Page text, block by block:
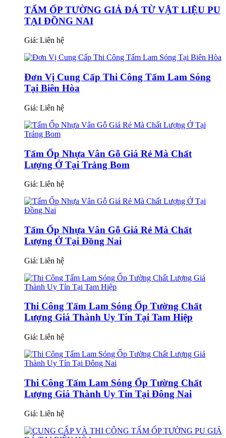
TẤM ỐP TƯỜNG GIẢ ĐÁ TỪ VẬT LIỆU PU
TẠI ĐỒNG NAI
Giá: Liên hệ
Đơn Vị Cung Cấp Thi Công Tấm Lam Sóng
Tại Biên Hòa
Giá: Liên hệ
Tấm Ốp Nhựa Vân Gỗ Giá Rẻ Mà Chất
Lượng Ở Tại Trảng Bom
Giá: Liên hệ
Tấm Ốp Nhựa Vân Gỗ Giá Rẻ Mà Chất
Lượng Ở Tại Đồng Nai
Giá: Liên hệ
Thi Công Tấm Lam Sóng Ốp Tường Chất
Lượng Giá Thành Uy Tín Tại Tam Hiệp
Giá: Liên hệ
Thi Công Tấm Lam Sóng Ốp Tường Chất
Lượng Giá Thành Uy Tín Tại Đông Nai
Giá: Liên hệ